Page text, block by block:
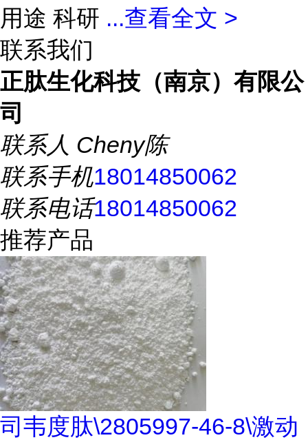
用途 科研 ...查看全文 >
联系我们
正肽生化科技（南京）有限公
司
联系人 Cheny陈
联系手机18014850062
联系电话18014850062
推荐产品
司韦度肽\2805997-46-8\激动